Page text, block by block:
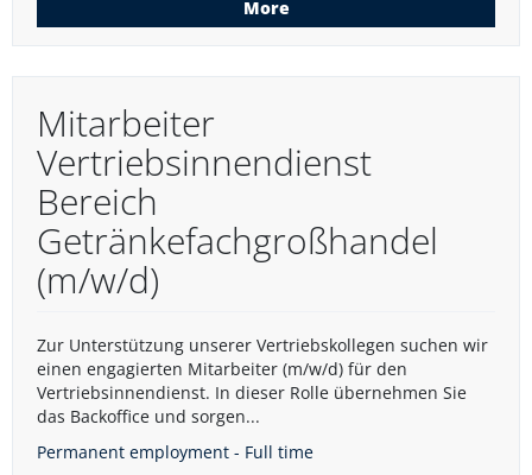
More
Mitarbeiter
Vertriebsinnendienst
Bereich
Getränkefachgroßhandel
(m/w/d)
Zur Unterstützung unserer Vertriebskollegen suchen wir
einen engagierten Mitarbeiter (m/w/d) für den
Vertriebsinnendienst. In dieser Rolle übernehmen Sie
das Backoffice und sorgen...
Permanent employment - Full time